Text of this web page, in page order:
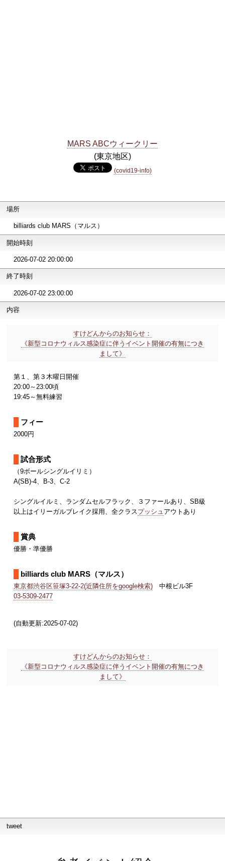
MARS ABCウィークリー
(東京地区)
(covid19-info)
場所
billiards club MARS（マルス）
開始時刻
2026-07-02 20:00:00
終了時刻
2026-07-02 23:00:00
内容
すけどんからのお知らせ：
《新型コロナウィルス感染症に伴うイベント開催の有無につき
まして》
第１、第３木曜日開催
20:00～23:00頃
19:45～無料練習
フィー
2000円
試合形式
（9ボールシングルイリミ）
A(SB)-4、B-3、C-2
シングルイルミ、ランダムセルフラック、３ファールあり、SB級
以上はイリーガルブレイク採用、全クラスプッシュ アウトあり
賞典
優勝・準優勝
billiards club MARS（マルス）
東京都渋谷区笹塚3-22-2(近隣住所をgoogle検索)中根ビル3F
03-5309-2477
(自動更新:2025-07-02)
すけどんからのお知らせ：
《新型コロナウィルス感染症に伴うイベント開催の有無につき
まして》
tweet